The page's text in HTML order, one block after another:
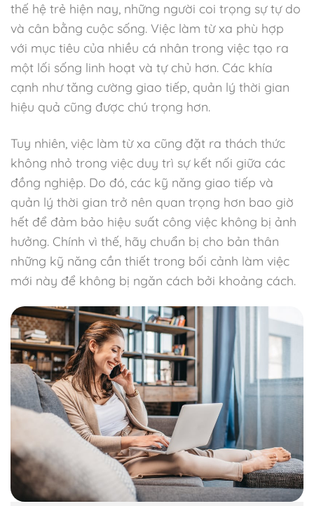
thế hệ trẻ hiện nay, những người coi trọng sự tự do
và cân bằng cuộc sống. Việc làm từ xa phù hợp
với mục tiêu của nhiều cá nhân trong việc tạo ra
một lối sống linh hoạt và tự chủ hơn. Các khía
cạnh như tăng cường giao tiếp, quản lý thời gian
hiệu quả cũng được chú trọng hơn.
Tuy nhiên, việc làm từ xa cũng đặt ra thách thức
không nhỏ trong việc duy trì sự kết nối giữa các
đồng nghiệp. Do đó, các kỹ năng giao tiếp và
quản lý thời gian trở nên quan trọng hơn bao giờ
hết để đảm bảo hiệu suất công việc không bị ảnh
hưởng. Chính vì thế, hãy chuẩn bị cho bản thân
những kỹ năng cần thiết trong bối cảnh làm việc
mới này để không bị ngăn cách bởi khoảng cách.